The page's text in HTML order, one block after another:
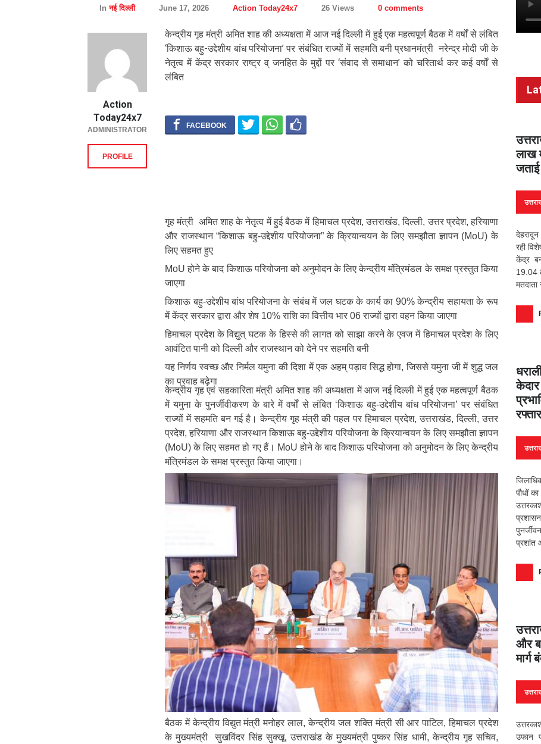
Inनई दिल्ली June 17, 2026 Action Today24x7 26 Views 0 comments
केन्द्रीय गृह मंत्री अमित शाह की अध्यक्षता में आज नई दिल्ली में हुई एक महत्वपूर्ण बैठक में वर्षों से लंबित
‘किशाऊ बहु-उद्देशीय बांध परियोजना’ पर संबंधित राज्यों में सहमति बनी प्रधानमंत्री नरेन्द्र मोदी जी के
नेतृत्व में केंद्र सरकार राष्ट्र व् जनहित के मुद्दों पर ‘संवाद से समाधान’ को चरितार्थ कर कई वर्षों से
लंबित
गृह मंत्री अमित शाह के नेतृत्व में हुई बैठक में हिमाचल प्रदेश, उत्तराखंड, दिल्ली, उत्तर प्रदेश, हरियाणा
और राजस्थान “किशाऊ बहु-उद्देशीय परियोजना” के क्रियान्वयन के लिए समझौता ज्ञापन (MoU) के
लिए सहमत हुए
MoU होने के बाद किशाऊ परियोजना को अनुमोदन के लिए केन्द्रीय मंत्रिमंडल के समक्ष प्रस्तुत किया
जाएगा
किशाऊ बहु-उद्देशीय बांध परियोजना के संबंध में जल घटक के कार्य का 90% केन्द्रीय सहायता के रूप
में केंद्र सरकार द्वारा और शेष 10% राशि का वित्तीय भार 06 राज्यों द्वारा वहन किया जाएगा
हिमाचल प्रदेश के विद्युत् घटक के हिस्से की लागत को साझा करने के एवज में हिमाचल प्रदेश के लिए
आवंटित पानी को दिल्ली और राजस्थान को देने पर सहमति बनी
यह निर्णय स्वच्छ और निर्मल यमुना की दिशा में एक अहम् पड़ाव सिद्ध होगा, जिससे यमुना जी में शुद्ध जल
का प्रवाह बढ़ेगा
केन्द्रीय गृह एवं सहकारिता मंत्री अमित शाह की अध्यक्षता में आज नई दिल्ली में हुई एक महत्वपूर्ण बैठक
में यमुना के पुनर्जीवीकरण के बारे में वर्षों से लंबित ‘किशाऊ बहु-उद्देशीय बांध परियोजना’ पर संबंधित
राज्यों में सहमति बन गई है। केन्द्रीय गृह मंत्री की पहल पर हिमाचल प्रदेश, उत्तराखंड, दिल्ली, उत्तर
प्रदेश, हरियाणा और राजस्थान किशाऊ बहु-उद्देशीय परियोजना के क्रियान्वयन के लिए समझौता ज्ञापन
(MoU) के लिए सहमत हो गए हैं। MoU होने के बाद किशाऊ परियोजना को अनुमोदन के लिए केन्द्रीय
मंत्रिमंडल के समक्ष प्रस्तुत किया जाएगा।
बैठक में केन्द्रीय विद्युत मंत्री मनोहर लाल, केन्द्रीय जल शक्ति मंत्री सी आर पाटिल, हिमाचल प्रदेश
के मुख्यमंत्री सुखविंदर सिंह सुक्खू, उत्तराखंड के मुख्यमंत्री पुष्कर सिंह धामी, केन्द्रीय गृह सचिव,
Action
Today24x7
ADMINISTRATOR
PROFILE
लाख
रही
केंद्र
19.04
केदार
रफ्तार
पौधों
प्रशांत
और
उफान